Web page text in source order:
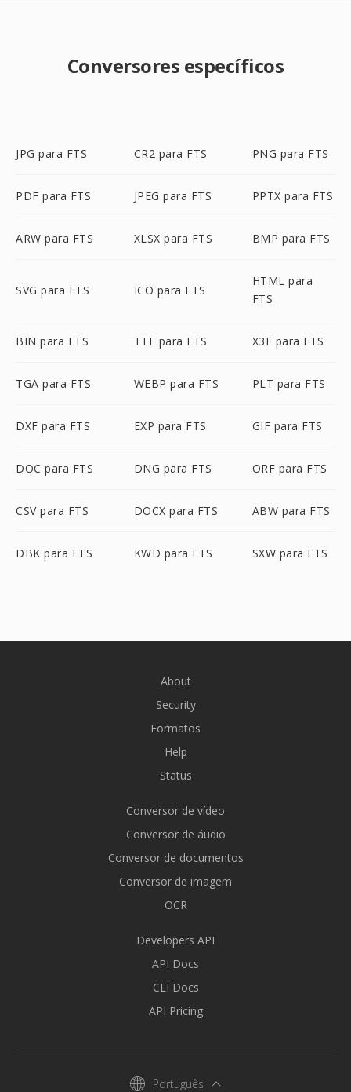
Conversores específicos
JPG para FTS CR2 para FTS PNG para FTS
PDF para FTS JPEG para FTS PPTX para FTS
ARW para FTS XLSX para FTS BMP para FTS
SVG para FTS ICO para FTS
HTML para
FTS
BIN para FTS TTF para FTS X3F para FTS
TGA para FTS WEBP para FTS PLT para FTS
DXF para FTS EXP para FTS GIF para FTS
DOC para FTS DNG para FTS ORF para FTS
CSV para FTS DOCX para FTS ABW para FTS
DBK para FTS KWD para FTS SXW para FTS
About
Security
Formatos
Help
Status
Conversor de vídeo
Conversor de áudio
Conversor de documentos
Conversor de imagem
OCR
Developers API
API Docs
CLI Docs
API Pricing
Português